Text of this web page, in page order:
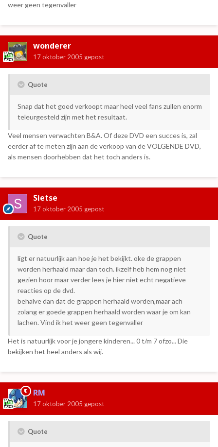
weer geen tegenvaller
wonderer
17 oktober 2005 gepost
Quote
Snap dat het goed verkoopt maar heel veel fans zullen enorm
teleurgesteld zijn met het resultaat.
Veel mensen verwachten B&A. Of deze DVD een succes is, zal
eerder af te meten zijn aan de verkoop van de VOLGENDE DVD,
als mensen doorhebben dat het toch anders is.
Sietse
17 oktober 2005 gepost
Quote
ligt er natuurlijk aan hoe je het bekijkt. oke de grappen
worden herhaald maar dan toch. ikzelf heb hem nog niet
gezien hoor maar verder lees je hier niet echt negatieve
reacties op de dvd.
behalve dan dat de grappen herhaald worden,maar ach
zolang er goede grappen herhaald worden waar je om kan
lachen. Vind ik het weer geen tegenvaller
Het is natuurlijk voor je jongere kinderen... 0 t/m 7 ofzo... Die
bekijken het heel anders als wij.
RM
17 oktober 2005 gepost
Quote